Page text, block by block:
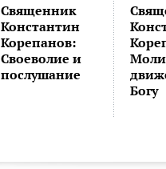
Священник
Константин
Корепанов:
Своеволие и
послушание
Богу